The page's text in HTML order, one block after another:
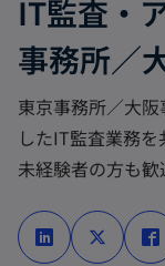
IT監査・
事務所／
東京事務所／大
したIT監査業務を
未経験者の方も歓
新
し
い
タ
新
し
い
タ